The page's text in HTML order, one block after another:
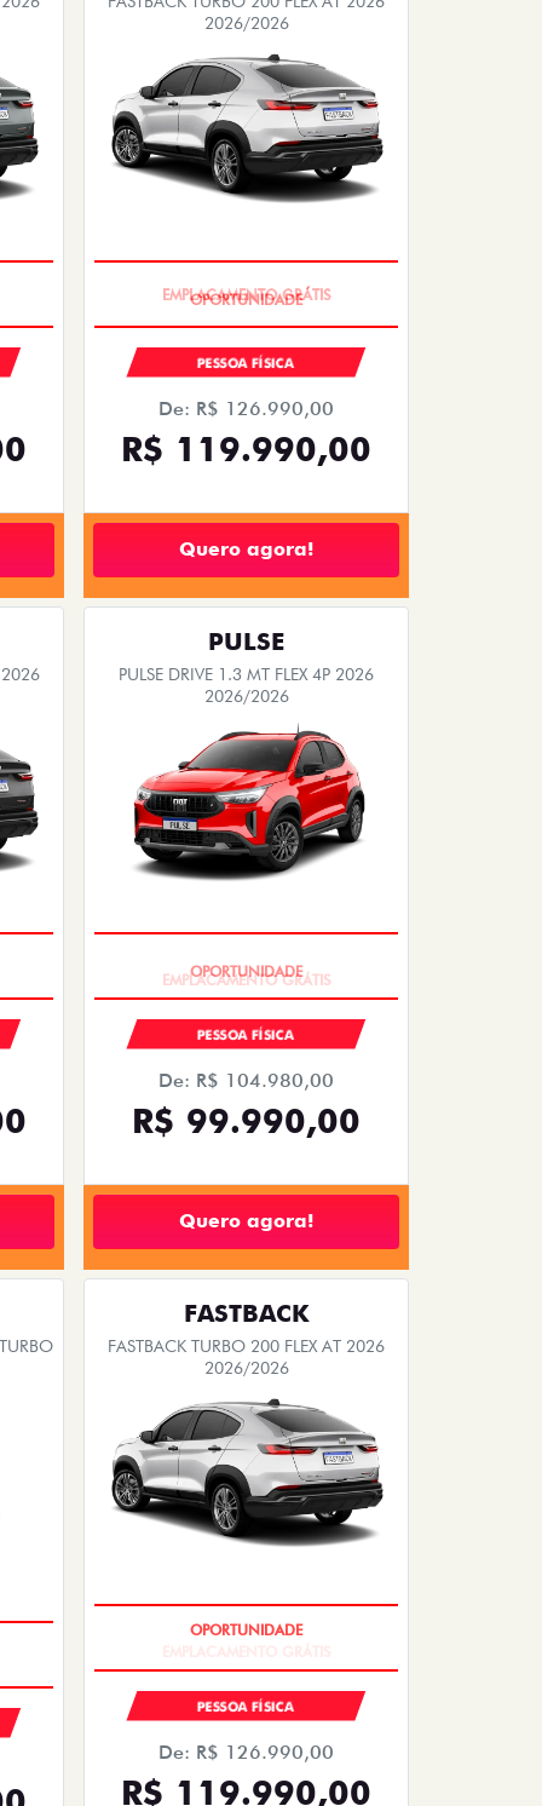
MOTORISTAS DE APLICATIVOS
FASTBACK
FASTBACK TURBO 200 FLEX AT 2026